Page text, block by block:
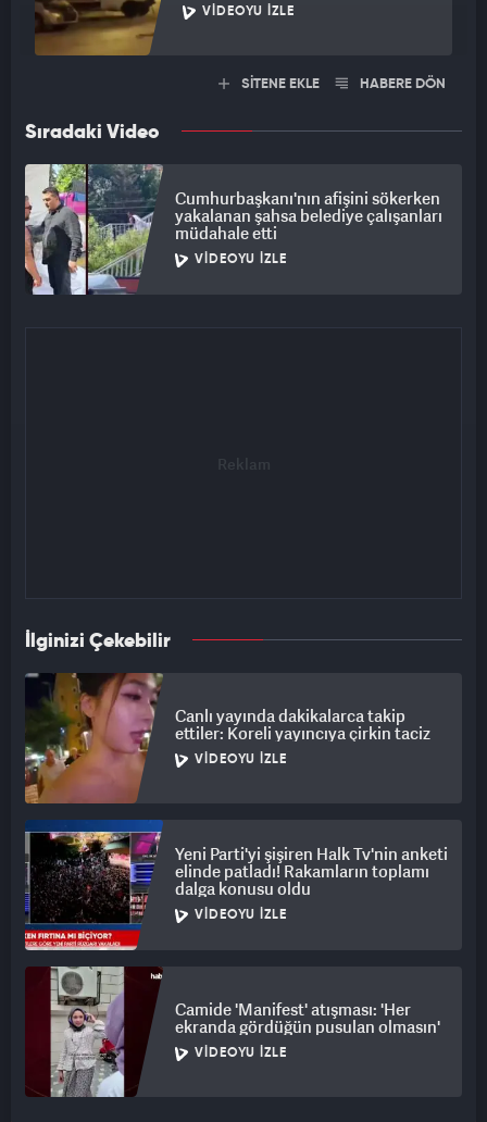
VIDEOYU İZLE
SİTENE EKLE HABERE DÖN
Sıradaki Video
Cumhurbaşkanı'nın afişini sökerken
yakalanan şahsa belediye çalışanları
müdahale etti
VIDEOYU İZLE
İlginizi Çekebilir
Canlı yayında dakikalarca takip
ettiler: Koreli yayıncıya çirkin taciz
VIDEOYU İZLE
Yeni Parti'yi şişiren Halk Tv'nin anketi
elinde patladı! Rakamların toplamı
dalga konusu oldu
VIDEOYU İZLE
Camide 'Manifest' atışması: 'Her
ekranda gördüğün pusulan olmasın'
VIDEOYU İZLE